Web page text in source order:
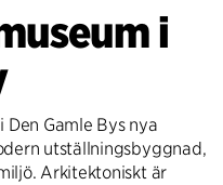
i
Gamle Bys nya
utställningsbyggnad,
Arkitektoniskt är